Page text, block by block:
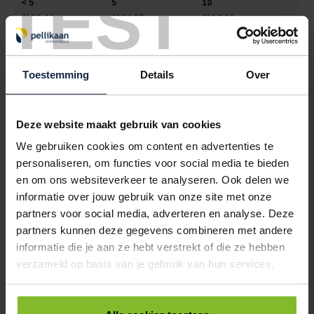
TEST
Toestemming Details Over
Deze website maakt gebruik van cookies
We gebruiken cookies om content en advertenties te
personaliseren, om functies voor social media te bieden
en om ons websiteverkeer te analyseren. Ook delen we
informatie over jouw gebruik van onze site met onze
partners voor social media, adverteren en analyse. Deze
partners kunnen deze gegevens combineren met andere
informatie die je aan ze hebt verstrekt of die ze hebben
verzameld op basis van je gebruik van hun services.
€132,44
€124,87 €117,30
5017035 €0,00
ROL PLASTIC FOLIE 100CM / 100 METER LDPE DIKTE 0.10
TRANSPARANT
€65,36
€61,63 €57,89
5017036 €0,00
ROL PLASTIC FOLIE 120CM / 100 METER LDPE DIKTE 0.10
TRANSPARANT
< 5
10
€78,47
€73,99 €69,50
5017038 €0,00
ROL PLASTIC FOLIE 200CM / 100 METER LDPE DIKTE 0.10